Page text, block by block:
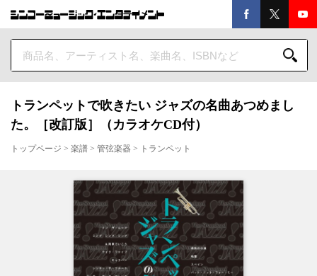
トランペットで吹きたい ジャズの名曲あつめまし
た。［改訂版］（カラオケCD付）
トップページ > 楽譜 > 管弦楽器 > トランペット